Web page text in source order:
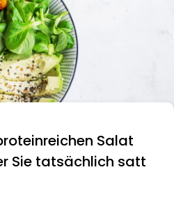
Salat
Sie tatsächlich satt